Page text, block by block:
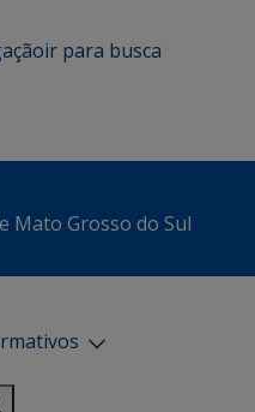
ir para busca
Mato Grosso do Sul